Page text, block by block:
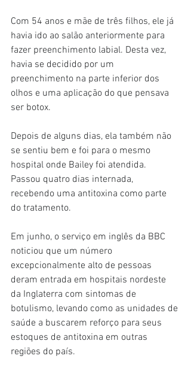
Com 54 anos e mãe de três filhos, ele já
havia ido ao salão anteriormente para
fazer preenchimento labial. Desta vez,
havia se decidido por um
preenchimento na parte inferior dos
olhos e uma aplicação do que pensava
ser botox.
Depois de alguns dias, ela também não
se sentiu bem e foi para o mesmo
hospital onde Bailey foi atendida.
Passou quatro dias internada,
recebendo uma antitoxina como parte
do tratamento.
Em junho, o serviço em inglês da BBC
noticiou que um número
excepcionalmente alto de pessoas
deram entrada em hospitais nordeste
da Inglaterra com sintomas de
botulismo, levando como as unidades de
saúde a buscarem reforço para seus
estoques de antitoxina em outras
regiões do país.